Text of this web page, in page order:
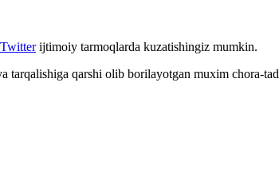
Twitter ijtimoiy tarmoqlarda kuzatishingiz mumkin.
tarqalishiga qarshi olib borilayotgan muxim chora-